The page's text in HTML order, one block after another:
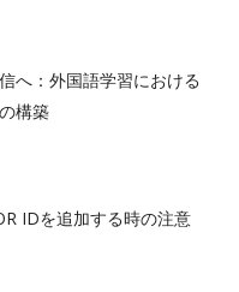
へ：外国語学習における
構築
IDを追加する時の注意